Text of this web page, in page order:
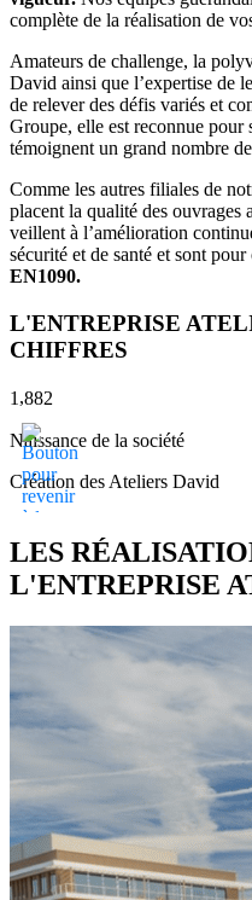
complète de la réalisation de
Amateurs de challenge, la
David ainsi que l’expertise de
de relever des défis variés et
Groupe, elle est reconnue pour
témoignent un grand nombre
Comme les autres filiales de
placent la qualité des
veillent à l’amélioration
sécurité et de santé et sont pour
EN1090.
L'ENTREPRISE
CHIFFRES
1 ,882
Naissance de la société
Création des Ateliers David
LES
L'ENTREPRISE